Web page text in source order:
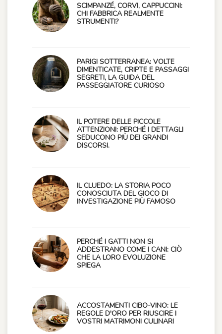
SCIMPANZÉ, CORVI, CAPPUCCINI:
CHI FABBRICA REALMENTE
STRUMENTI?
PARIGI SOTTERRANEA: VOLTE
DIMENTICATE, CRIPTE E PASSAGGI
SEGRETI, LA GUIDA DEL
PASSEGGIATORE CURIOSO
IL POTERE DELLE PICCOLE
ATTENZIONI: PERCHÉ I DETTAGLI
SEDUCONO PIÙ DEI GRANDI
DISCORSI.
IL CLUEDO: LA STORIA POCO
CONOSCIUTA DEL GIOCO DI
INVESTIGAZIONE PIÙ FAMOSO
PERCHÉ I GATTI NON SI
ADDESTRANO COME I CANI: CIÒ
CHE LA LORO EVOLUZIONE
SPIEGA
ACCOSTAMENTI CIBO-VINO: LE
REGOLE D'ORO PER RIUSCIRE I
VOSTRI MATRIMONI CULINARI